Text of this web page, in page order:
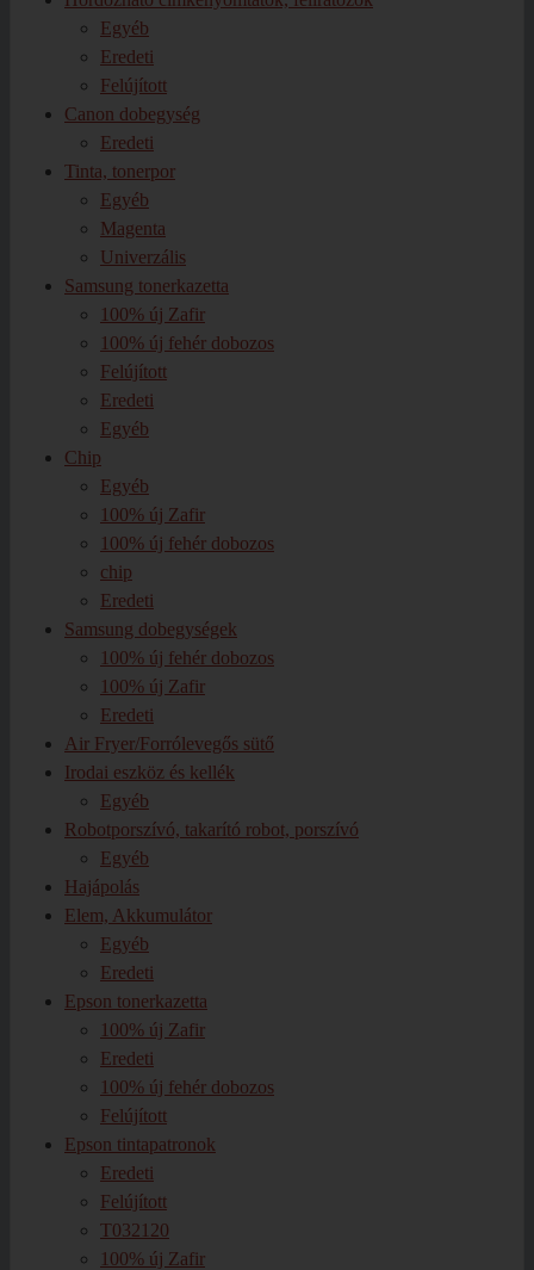
Egyéb
Eredeti
Felújított
Canon dobegység
Eredeti
Tinta, tonerpor
Egyéb
Magenta
Univerzális
Samsung tonerkazetta
100% új Zafir
100% új fehér dobozos
Felújított
Eredeti
Egyéb
Chip
Egyéb
100% új Zafir
100% új fehér dobozos
chip
Eredeti
Samsung dobegységek
100% új fehér dobozos
100% új Zafir
Eredeti
Air Fryer/Forrólevegős sütő
Irodai eszköz és kellék
Egyéb
Robotporszívó, takarító robot, porszívó
Egyéb
Hajápolás
Elem, Akkumulátor
Egyéb
Eredeti
Epson tonerkazetta
100% új Zafir
Eredeti
100% új fehér dobozos
Felújított
Epson tintapatronok
Eredeti
Felújított
T032120
100% új Zafir